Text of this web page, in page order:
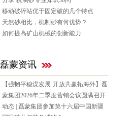
移动破碎站优于固定破的几个特点
天然砂相比，机制砂有何优势？
如何提高矿山机械的创新能力
磊蒙资讯
【强韧平稳谋发展·开放共赢拓海外】磊
蒙集团2026年二季度营销会议圆满召开
动态 | 磊蒙集团参加第十六届中国新疆